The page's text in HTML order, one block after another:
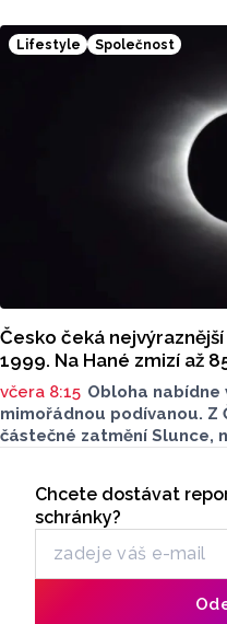
chodníku se podle
mezi vrcholy podle nich
Lifestyle Společnost
Česko čeká
1999. Na Hané zmizí až
včera 8:15 Obloha nabídne
mimořádnou podívanou. Z
částečné zatmění Slunce,
pozorovatelné z Česka od
najít vhodné místo a
v rozhovoru Radia Haná s
Odběr
Chcete dostávat
schránky?